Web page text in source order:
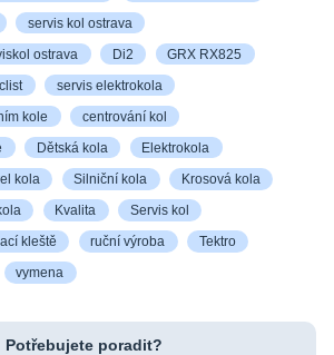
servis kol ostrava
ostrava Di2 GRX RX825
servis elektrokola
kole centrování kol
Dětská kola Elektrokola
kola Silniční kola Krosová kola
Kvalita Servis kol
kleště ruční výroba Tektro
vymena
Potřebujete poradit?